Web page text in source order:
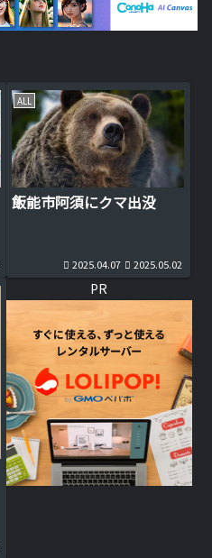
ALL
飯能市阿須にクマ出没
2025.04.07 2025.05.02
PR